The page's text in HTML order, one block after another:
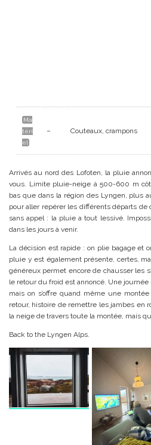
Ma
téri
el
– Couteaux, crampons
Arrivés au nord des Lofoten, la pluie
vous. Limite pluie-neige à 500-600 m
bas que dans la région des Lyngen, plus
pour aller repérer les différents départs
sans appel : la pluie a tout lessivé.
dans les jours à venir.
La décision est rapide : on plie bagage et
pluie y est également présente, certes,
généreux permet encore de chausser les
le retour du froid est annoncé. Une
mais on s’offre quand même une
retour, histoire de remettre les jambes en
la neige de travers toute la montée, mais
Back to the Lyngen Alps.